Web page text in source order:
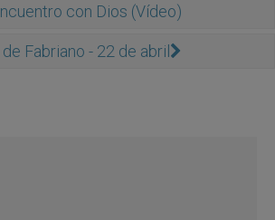
con Dios (Vídeo)
Fabriano - 22 de abril